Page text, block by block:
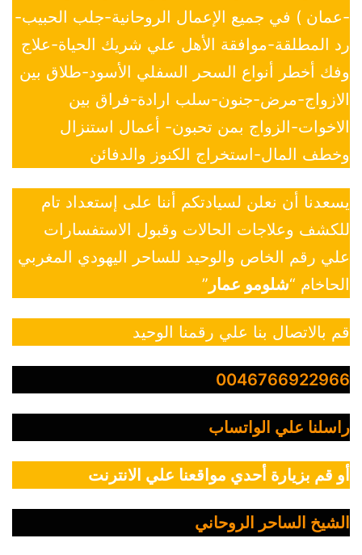
-عمان ) في جميع الإعمال الروحانية-جلب الحبيب-
رد المطلقة-موافقة الأهل علي شريك الحياة-علاج
وفك أخطر أنواع السحر السفلي الأسود-طلاق بين
الازواج-مرض-جنون-سلب ارادة-فراق بين
الاخوات-الزواج بمن تحبون- أعمال استنزال
وخطف المال-استخراج الكنوز والدفائن
يسعدنا أن نعلن لسيادتكم أننا على إستعداد تام
للكشف وعلاجات الحالات وقبول الاستفسارات
علي رقم الخاص والوحيد للساحر اليهودي المغربي
الحاخام “شلومو عمار ”
قم بالاتصال بنا علي رقمنا الوحيد
0046766922966
راسلنا علي الواتساب
أو قم بزيارة أحدي مواقعنا علي الانترنت
الشيخ الساحر الروحاني